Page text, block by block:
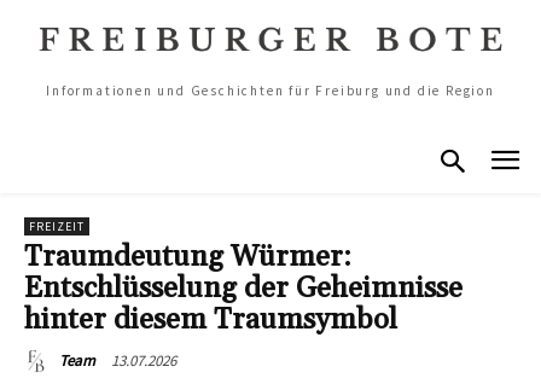
Informationen und Geschichten für Freiburg und die Region
FREIZEIT
Traumdeutung Würmer:
Entschlüsselung der Geheimnisse
hinter diesem Traumsymbol
Team 13.07.2026